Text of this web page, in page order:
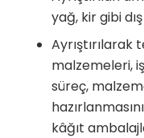
yağ, kir gibi
malzemeleri,
süreç,
kâğıt